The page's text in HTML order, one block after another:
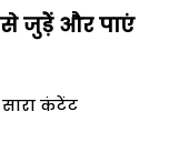
से जुड़ेें और पाएं
कंटेंट